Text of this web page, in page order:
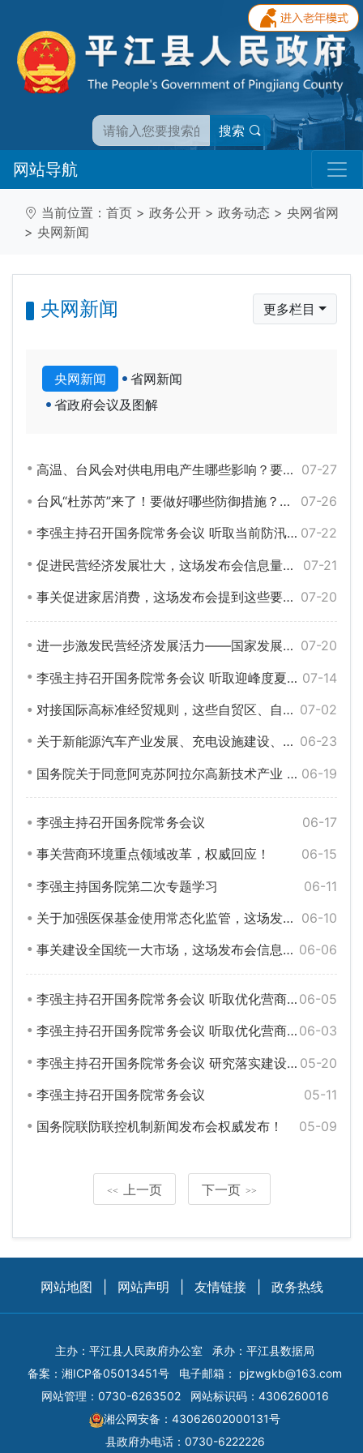
搜索
网站导航
当前位置： 首页 > 政务公开 > 政务动态 > 央网省网
> 央网新闻
央网新闻 更多栏目
央网新闻
省网新闻
省政府会议及图解
07-27
高温、台风会对供电用电产生哪些影响？要做好哪些保障？
07-26
台风“杜苏芮”来了！要做好哪些防御措施？来看这场发布会
07-22
李强主持召开国务院常务会议 听取当前防汛抗旱工作情况汇报等
07-21
促进民营经济发展壮大，这场发布会信息量很大！
07-20
事关促进家居消费，这场发布会提到这些要点！
07-20
进一步激发民营经济发展活力——国家发展改革委有关负责人就《中共中央 国务院关于促进民营经济发展壮大的意见》答记者问
07-14
李强主持召开国务院常务会议 听取迎峰度夏能源电力安全保供工作情况汇报等
07-02
对接国际高标准经贸规则，这些自贸区、自贸港先行先试！权威回应热点问题
06-23
关于新能源汽车产业发展、充电设施建设、车辆购置税减免……权威回应！
06-19
国务院关于同意阿克苏阿拉尔高新技术产业 开发区升级为国家高新技术产业开发区的批复
06-17
李强主持召开国务院常务会议
06-15
事关营商环境重点领域改革，权威回应！
06-11
李强主持国务院第二次专题学习
06-10
关于加强医保基金使用常态化监管，这场发布会权威回应
06-06
事关建设全国统一大市场，这场发布会信息量很大！
06-05
李强主持召开国务院常务会议 听取优化营商环境工作进展及下一步重点举措汇报 研究促进新能源汽车产业高质量发展的政策措施 讨论并原则通过《中华人民共和国学前教育法（草案）》
06-03
李强主持召开国务院常务会议 听取优化营商环境工作进展及下一步重点举措汇报等
05-20
李强主持召开国务院常务会议 研究落实建设全国统一大市场部署总体工作方案和近期举措等
05-11
李强主持召开国务院常务会议
05-09
国务院联防联控机制新闻发布会权威发布！
<< 上一页 下一页 >>
网站地图 网站声明 友情链接 政务热线
主办：平江县人民政府办公室
承办：平江县数据局
备案： 湘ICP备05013451号 电子邮箱： pjzwgkb@163.com
网站管理：0730-6263502
网站标识码：4306260016
湘公网安备：43062602000131号
县政府办电话：0730-6222226